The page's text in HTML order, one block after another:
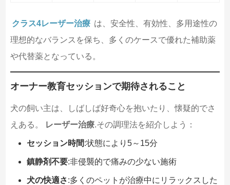
クラス4レーザー治療 は、安全性、有効性、多用途性の
理想的なバランスを保ち、多くのケースで優れた補助薬
や代替薬となっている。
オーナー教育セッションで期待されること
犬の飼い主は、しばしば好奇心を抱いたり、懐疑的でさ
えある。
レーザー治療.その調理法を紹介しよう：
セッション時間:状態により5～15分
鎮静剤不要:非侵襲的で痛みの少ない施術
犬の快適さ:多くのペットが治療中にリラックスした